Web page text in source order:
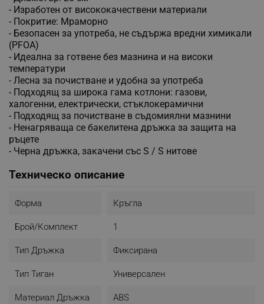
- Изработен от висококачествени материали
- Покритие: Мраморно
- Безопасен за употреба, не съдържа вредни химикали
(PFOA)
- Идеална за готвене без мазнина и на високи
температури
- Лесна за почистване и удобна за употреба
- Подходящ за широка гама котлони: газови,
халогенни, електрически, стъклокерамични
- Подходящ за почистване в съдомиялни мазнини
- Ненагряваща се бакелитена дръжка за защита на
ръцете
- Черна дръжка, закачени със S / S нитове
Техническо описание
Форма Кръгла
Брой/комплект 1
Тип Дръжка Фиксирана
Тип Тиган Универсален
Материал Дръжка ABS